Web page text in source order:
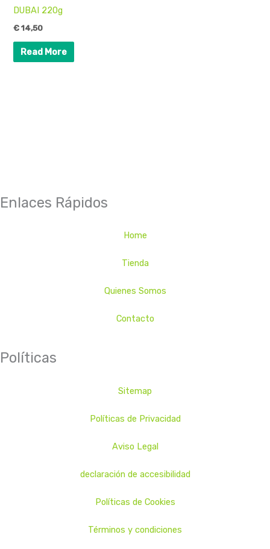
DUBAI 220g
€ 14,50
Read More
Enlaces Rápidos
Home
Tienda
Quienes Somos
Contacto
Políticas
Sitemap
Políticas de Privacidad
Aviso Legal
declaración de accesibilidad
Políticas de Cookies
Términos y condiciones